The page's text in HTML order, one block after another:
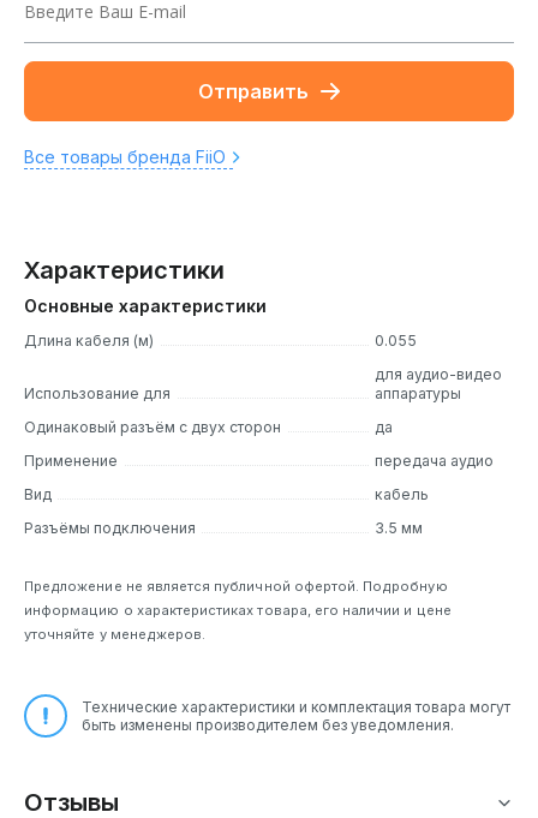
Отправить
Все товары бренда FiiO
Характеристики
Основные характеристики
Длина кабеля (м) 0.055
Использование для
для аудио-видео
аппаратуры
Одинаковый разъём с двух сторон
да
Применение
передача аудио
Вид
кабель
Разъёмы подключения
3.5 мм
Предложение не является публичной офертой. Подробную
информацию о характеристиках товара, его наличии и цене
уточняйте у менеджеров.
Технические характеристики и комплектация товара могут
быть изменены производителем без уведомления.
Отзывы